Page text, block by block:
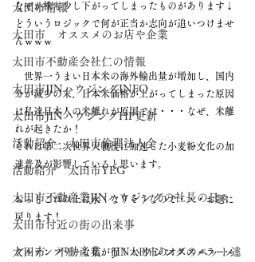
太田市情報
太田市 オススメのお店や企業
太田市不動産会社仁の情報
太田市JINハウジングINFO
太田市JINハウジングHP更新
活動紹介 太田市倫理法人会
活動紹介 太田市YEG
太田市不動産業JINハウジングの社長の日々
太田市付近の街の出来事
太田市 不動産業 JINハウジングのペット達
なぜか株も少し下がってしまったものがあります↓
どういうロジックで何が正当か志向が追いつけませ
んｗｗｗ
世界一うまい日本米の海外輸出量が増加し、国内
分が減少の末、日本米価格が上がってしまった原因
は私達日本人の米離れが原因では・・・なぜ、米離
れが起きたか！
それは第二次世界大戦後に加速した小麦粉文化の加
速普及が影響していると思います。
おっとこれ以上は永くなりそうなので・・・お題に
戻ります！
グルテンフリーな私が行く太田市のオススメラーメ